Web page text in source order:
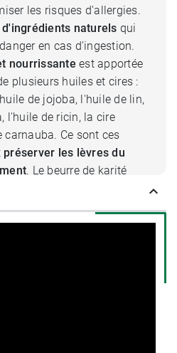
les risques d'allergies.
naturels qui
en cas d'ingestion.
nourrissante est apportée
plusieurs huiles et cires :
de jojoba, l'huile de lin,
l'huile de ricin, la cire
Ce sont ces
préserver les lèvres du
. Le beurre de karité
en vitamines et en acides
l'élasticité de la peau des